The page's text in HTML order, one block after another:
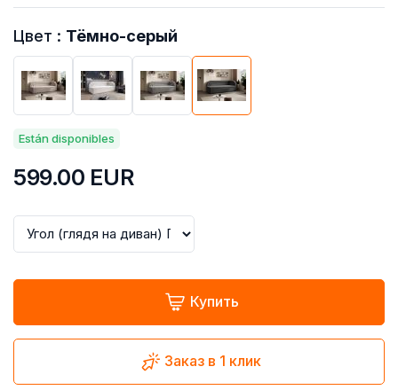
Цвет : Тёмно-серый
Están disponibles
599.00 EUR
Купить
Заказ в 1 клик